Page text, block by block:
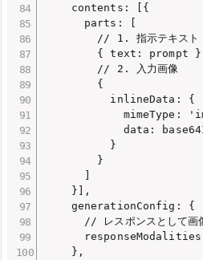
    contents: [{
      parts: [
        // 1. 指示テキスト
{ text: prompt
        // 2. 入力画像
        {
          inlineData: {
mimeType:
data:
          }
        }
    }],
    generationConfig: {
// レスポンスとして画
    },